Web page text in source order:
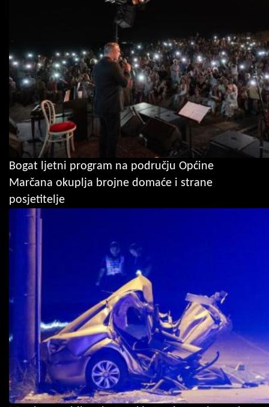
Bogat ljetni program na području Općine
Marčana okuplja brojne domaće i strane
posjetitelje